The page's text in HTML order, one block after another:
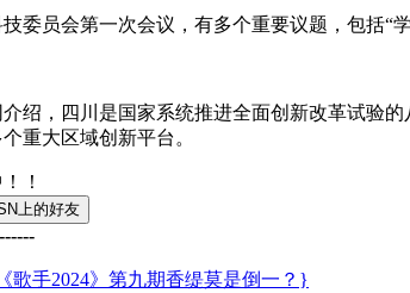
第一次会议，有多个重要议题，包括“学习
川是国家系统推进全面创新改革试验的八
重大区域创新平台。
！
歌手2024》第九期香缇莫是倒一？}